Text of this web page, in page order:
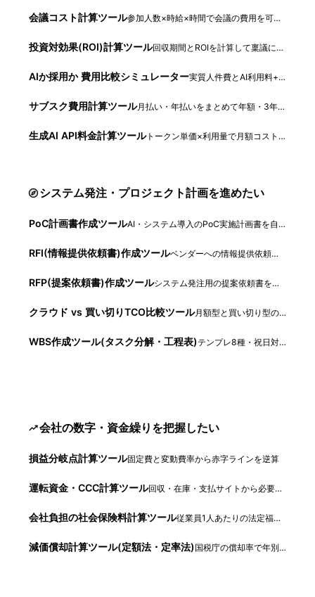
会議コスト計算ツール 参加人数×時給×時間で会議の費用を可視化
投資対効果(ROI)計算ツール 回収期間とROIを計算して稟議に貼れる文面に
AIか採用か 費用比較シミュレーター 実質人件費とAI利用料+運用コストの差額を試算
サブスク費用計算ツール 月払い・年払いをまとめて年額・3年総額に換算
生成AI API料金計算ツール トークン単価×利用量で月額コストを試算
システム発注・プロジェクト計画を進めたい
PoC計画書作成ツール AI・システム導入のPoC実施計画書を自動生成
RFI(情報提供依頼書)作成ツール ベンダーへの情報提供依頼文書を自動生成
RFP(提案依頼書)作成ツール システム発注用の提案依頼書を自動生成
クラウド vs 買い切りTCO比較ツール 月額型と買い切り型の総コストを年数で比較
WBS作成ツール(タスク分解・工程表) テンプレ8種・祝日対応・並行工程つきで工程表とガントを自動生成
会社の数字・資金繰りを把握したい
損益分岐点計算ツール固定費と変動費率から赤字ラインを逆算
運転資金・CCC計算ツール 回収・在庫・支払サイトから必要運転資金を計算
会社負担の社会保険料計算ツール 従業員1人あたりの法定福利費・実質人件費を計算
減価償却計算ツール(定額法・定率法) 国税庁の償却率で年別の償却費を自動計算